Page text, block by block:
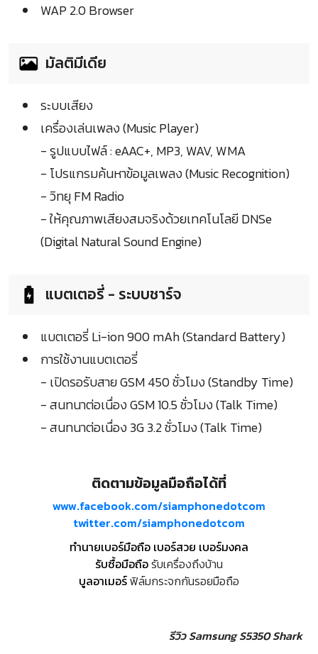
WAP 2.0 Browser
มัลติมีเดีย
ระบบเสียง
เครื่องเล่นเพลง (Music Player)
- รูปแบบไฟล์ : eAAC+, MP3, WAV, WMA
- โปรแกรมค้นหาข้อมูลเพลง (Music Recognition)
- วิทยุ FM Radio
- ให้คุณภาพเสียงสมจริงด้วยเทคโนโลยี DNSe
(Digital Natural Sound Engine)
แบตเตอรี่ - ระบบชาร์จ
แบตเตอรี่ Li-ion 900 mAh (Standard Battery)
การใช้งานแบตเตอรี่
- เปิดรอรับสาย GSM 450 ชั่วโมง (Standby Time)
- สนทนาต่อเนื่อง GSM 10.5 ชั่วโมง (Talk Time)
- สนทนาต่อเนื่อง 3G 3.2 ชั่วโมง (Talk Time)
ติดตามข้อมูลมือถือได้ที่
www.facebook.com/siamphonedotcom
twitter.com/siamphonedotcom
ทำนายเบอร์มือถือ เบอร์สวย เบอร์มงคล
รับซื้อมือถือรับเครื่องถึงบ้าน
บูลอาเมอร์ฟิล์มกระจกกันรอยมือถือ
รีวิว Samsung S5350 Shark